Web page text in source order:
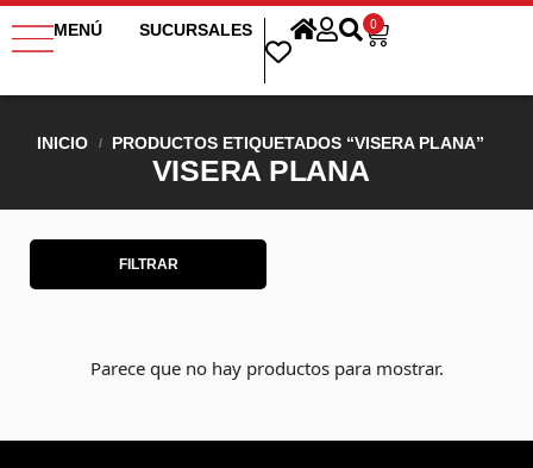
MENÚ SUCURSALES 0
INICIO / PRODUCTOS ETIQUETADOS “VISERA PLANA”
VISERA PLANA
FILTRAR
Parece que no hay productos para mostrar.